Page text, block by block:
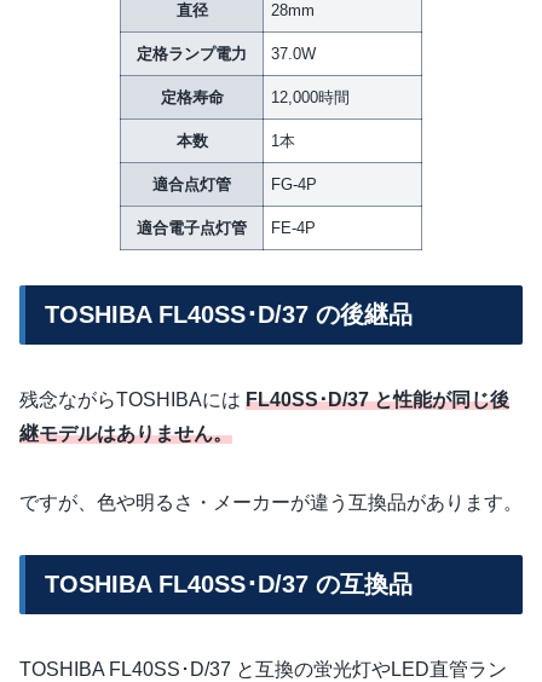
直径 28mm
定格ランプ電力 37.0W
定格寿命 12,000時間
本数 1本
適合点灯管 FG-4P
適合電子点灯管 FE-4P
TOSHIBA FL40SS･D/37 の後継品
残念ながらTOSHIBAには FL40SS･D/37 と性能が同じ後
継モデルはありません。
ですが、色や明るさ・メーカーが違う互換品があります。
TOSHIBA FL40SS･D/37 の互換品
TOSHIBA FL40SS･D/37 と互換の蛍光灯やLED直管ラン